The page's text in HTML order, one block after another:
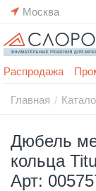
Москва
Распродажа
Главная /
Дюбель
кольца
Арт: